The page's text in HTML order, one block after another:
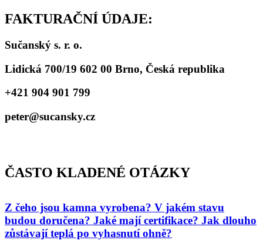
FAKTURAČNÍ ÚDAJE:
Sučanský s. r. o.
Lidická 700/19 602 00 Brno, Česká republika
+421 904 901 799
peter@sucansky.cz
ČASTO KLADENÉ OTÁZKY
Z čeho jsou kamna vyrobena? V jakém stavu
budou doručena? Jaké mají certifikace? Jak dlouho
zůstávají teplá po vyhasnutí ohně?